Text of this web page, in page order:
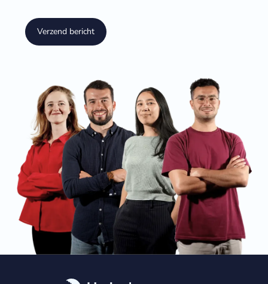
Verzend bericht